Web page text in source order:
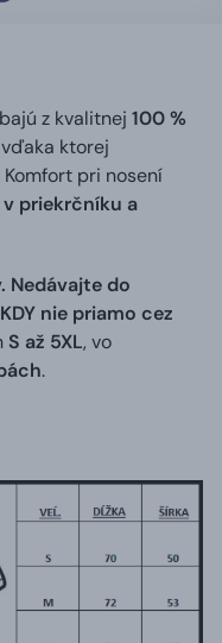
z kvalitnej 100 %
ktorej
Komfort pri nosení
priekrčníku a
Nedávajte do
nie priamo cez
S až 5XL, vo
.